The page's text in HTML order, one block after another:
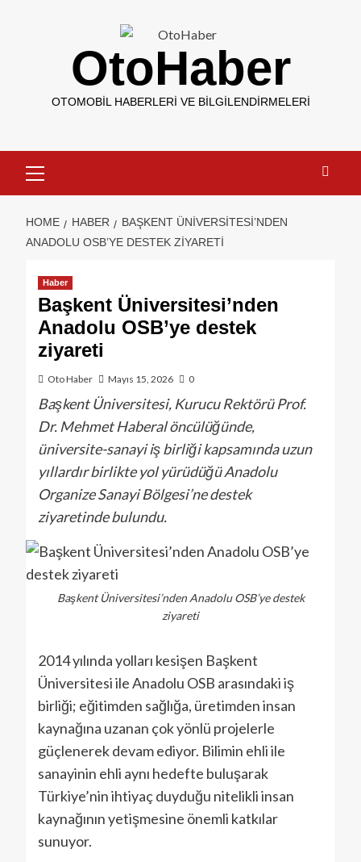
OtoHaber
OTOMOBIL HABERLERI VE BILGILENDIRMELERI
HOME HABER
BAŞKENT ÜNIVERSITESI’NDEN
ANADOLU OSB’YE DESTEK ZIYARETI
Haber
Başkent Üniversitesi’nden
Anadolu OSB’ye destek
ziyareti
Oto Haber Mayıs 15, 2026 0
Başkent Üniversitesi, Kurucu Rektörü Prof.
Dr. Mehmet Haberal öncülüğünde,
üniversite-sanayi iş birliği kapsamında uzun
yıllardır birlikte yol yürüdüğü Anadolu
Organize Sanayi Bölgesi’ne destek
ziyaretinde bulundu.
Başkent Üniversitesi’nden Anadolu OSB’ye destek
ziyareti
2014 yılında yolları kesişen Başkent
Üniversitesi ile Anadolu OSB arasındaki iş
birliği; eğitimden sağlığa, üretimden insan
kaynağına uzanan çok yönlü projelerle
güçlenerek devam ediyor. Bilimin ehli ile
sanayinin ehli aynı hedefte buluşarak
Türkiye’nin ihtiyaç duyduğu nitelikli insan
kaynağının yetişmesine önemli katkılar
sunuyor.